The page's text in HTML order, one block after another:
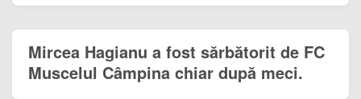
Mircea Hagianu a fost sărbătorit de FC
Muscelul Câmpina chiar după meci.